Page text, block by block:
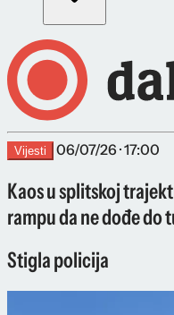
Vijesti 06/07/26 · 17:00
Kaos u splitskoj
rampu da ne dođe do
Stigla policija